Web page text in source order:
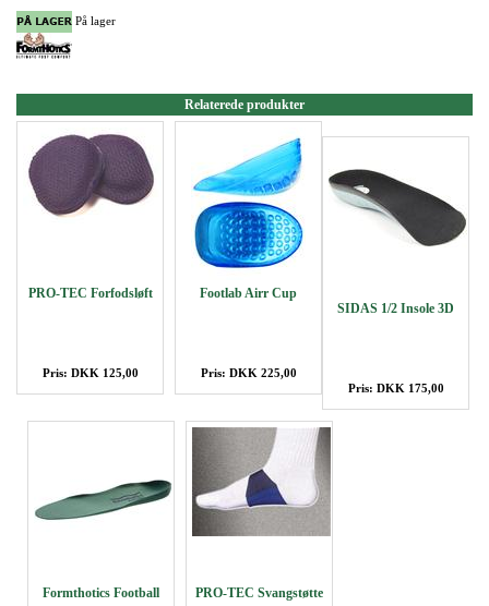
På lager
Relaterede produkter
PRO-TEC Forfodsløft
Pris: DKK 125,00
Footlab Airr Cup
Pris: DKK 225,00
SIDAS 1/2 Insole 3D
Pris: DKK 175,00
Formthotics Football PRO-TEC Svangstøtte